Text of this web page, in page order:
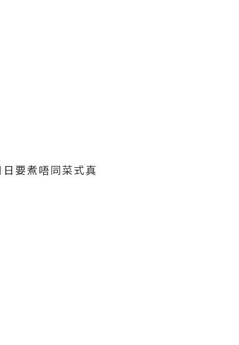
要煮唔同菜式真